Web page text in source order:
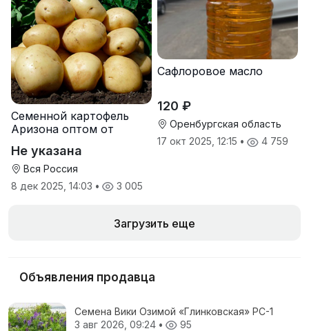
Семенной картофель
Аризона оптом от
Не указана
Вся Россия
8 дек 2025, 14:03 • 3 005
Сафлоровое масло
120 ₽
Оренбургская область
17 окт 2025, 12:15 • 4 759
Загрузить еще
Объявления продавца
Семена Вики Озимой «Глинковская» РС-1
3 авг 2026, 09:24 • 95